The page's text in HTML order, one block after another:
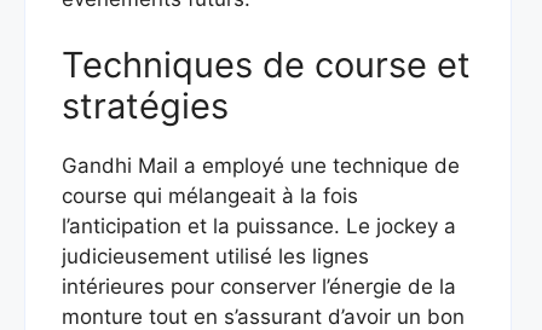
Techniques de course et
stratégies
Gandhi Mail a employé une technique de
course qui mélangeait à la fois
l’anticipation et la puissance. Le jockey a
judicieusement utilisé les lignes
intérieures pour conserver l’énergie de la
monture tout en s’assurant d’avoir un bon